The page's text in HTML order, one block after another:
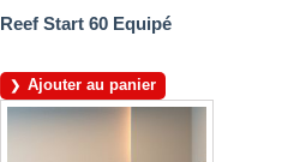
Reef Start 60 Equipé
Ajouter au panier